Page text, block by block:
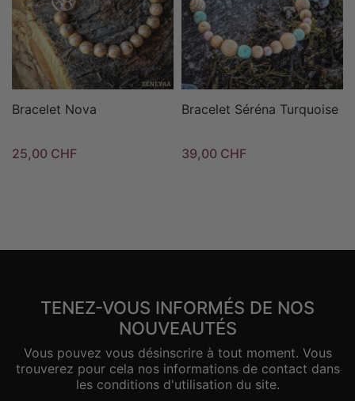
Bracelet Nova
25,00 CHF
Bracelet Séréna Turquoise
39,00 CHF
TENEZ-VOUS INFORMÉS DE NOS
NOUVEAUTÉS
Vous pouvez vous désinscrire à tout moment. Vous
trouverez pour cela nos informations de contact dans
les conditions d'utilisation du site.